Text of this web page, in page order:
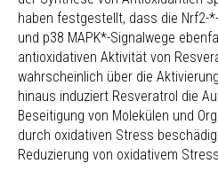
haben festgestellt, dass die Nrf2-*-
und p38 MAPK*-Signalwege
antioxidativen Aktivität von
wahrscheinlich über die
hinaus induziert Resveratrol die
Beseitigung von Molekülen und
durch oxidativen Stress
Reduzierung von oxidativem